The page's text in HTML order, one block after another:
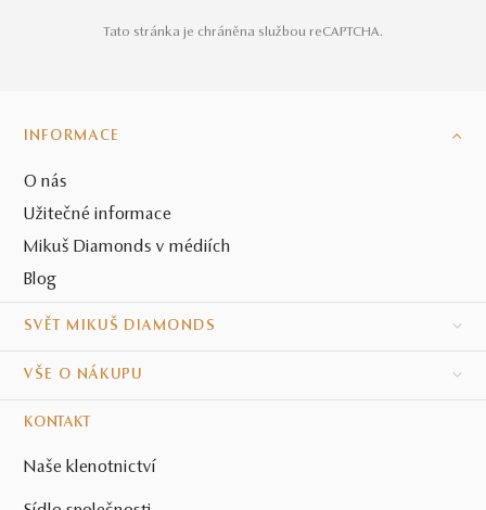
Tato stránka je chráněna službou reCAPTCHA.
INFORMACE
O nás
Užitečné informace
Mikuš Diamonds v médiích
Blog
SVĚT MIKUŠ DIAMONDS
VŠE O NÁKUPU
KONTAKT
Naše klenotnictví